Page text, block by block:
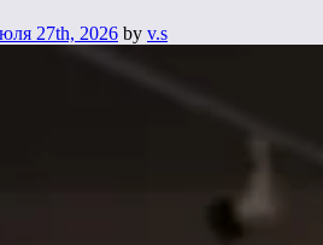
27th, 2026 by v.s